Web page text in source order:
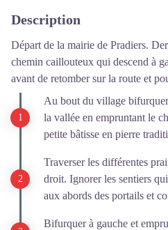
Description
Départ de la mairie de Pradiers.
chemin caillouteux qui descend à
avant de retomber sur la route et
Au bout du village
la vallée en empruntant le
petite bâtisse en pierre
Traverser les différentes
droit. Ignorer les sentiers
aux abords des portails et
Bifurquer à gauche et